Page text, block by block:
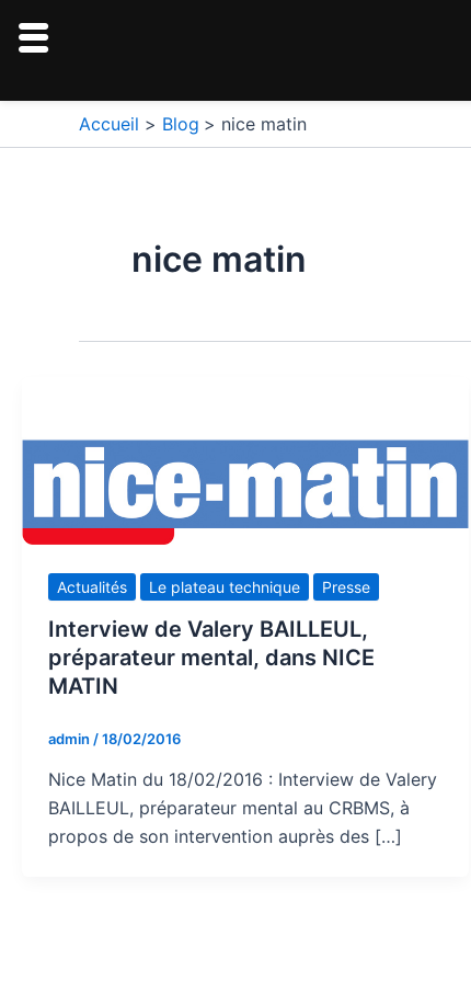
Accueil Blog nice matin
nice matin
Actualités Le plateau technique Presse
Interview de Valery BAILLEUL,
préparateur mental, dans NICE
MATIN
admin /18/02/2016
Nice Matin du 18/02/2016 : Interview de Valery
BAILLEUL, préparateur mental au CRBMS, à
propos de son intervention auprès des […]